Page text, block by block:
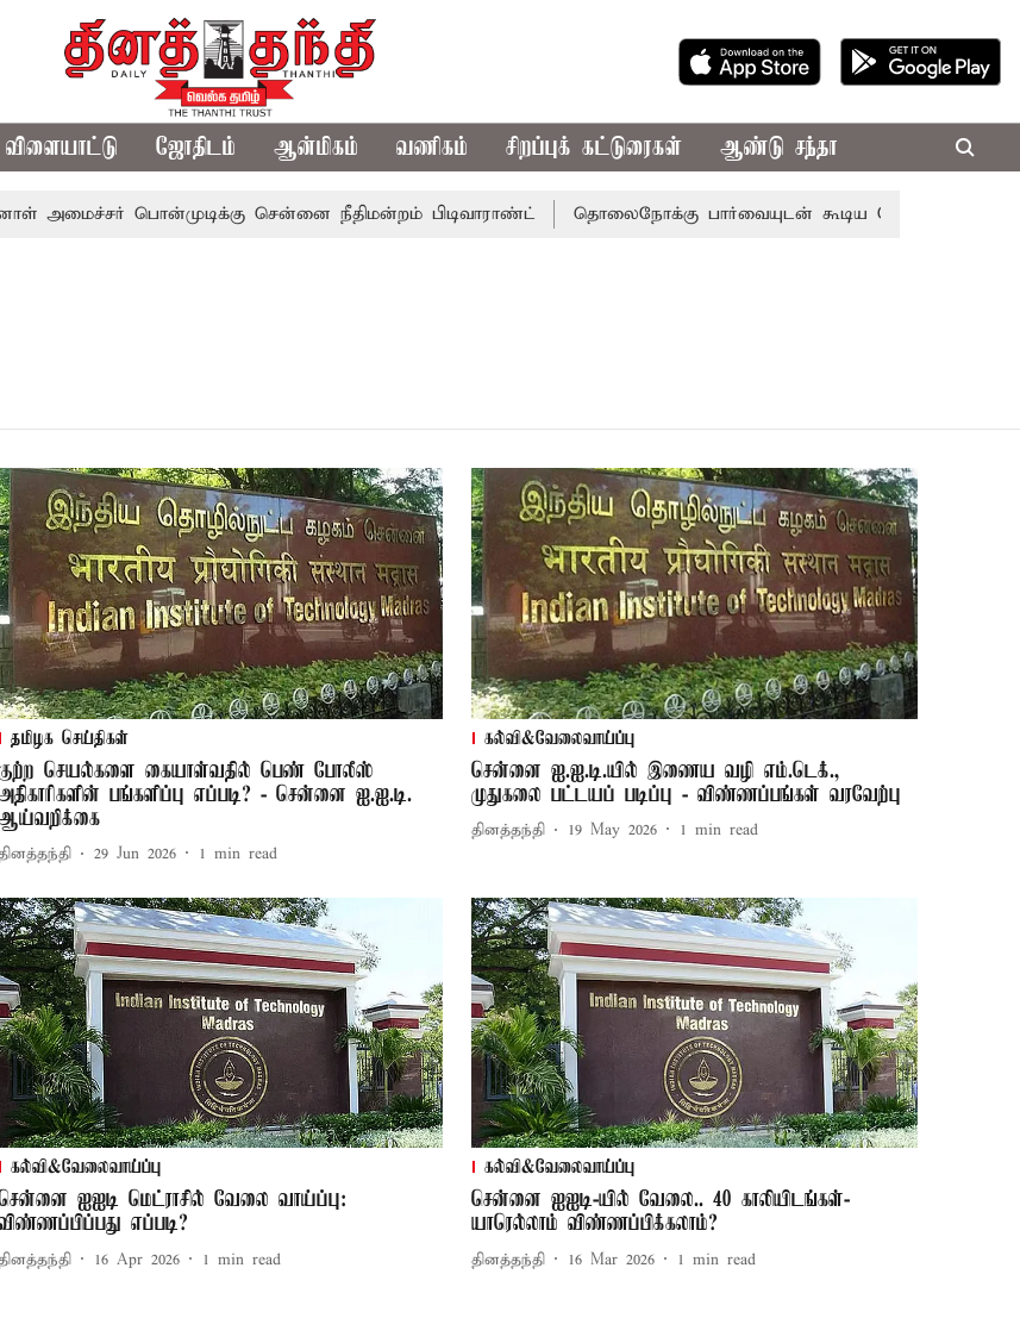
விளையாட்டு ஜோதிடம் ஆன்மிகம் வணிகம் சிறப்புக் கட்டுரைகள் ஆண்டு சந்தா
பொன்முடிக்கு சென்னை நீதிமன்றம் பிடிவாராண்ட் தொலைநோக்கு பார்வையுடன் கூடிய வேளாண் பட்ஜெட்:
தமிழக செய்திகள்
செயல்களை கையாள்வதில் பெண் போலீஸ்
பங்களிப்பு எப்படி? - சென்னை ஐ.ஐ.டி.
29 Jun 2026 1 min read
கல்வி&வேலைவாய்ப்பு
சென்னை ஐ.ஐ.டி.யில் இணைய வழி எம்.டெக்.,
முதுகலை பட்டயப் படிப்பு - விண்ணப்பங்கள் வரவேற்பு
தினத்தந்தி 19 May 2026 1 min read
கல்வி&வேலைவாய்ப்பு
ஐஐடி மெட்ராசில் வேலை வாய்ப்பு:
எப்படி?
16 Apr 2026 1 min read
கல்வி&வேலைவாய்ப்பு
சென்னை ஐஐடி-யில் வேலை.. 40 காலியிடங்கள்-
யாரெல்லாம் விண்ணப்பிக்கலாம்?
தினத்தந்தி 16 Mar 2026 1 min read